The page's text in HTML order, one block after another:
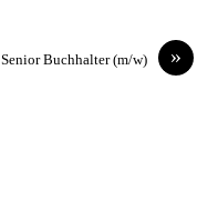
»
Senior Buchhalter (m/w)